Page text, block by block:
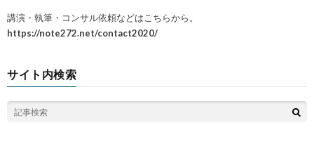
講演・執筆・コンサル依頼などはこちらから。
https://note272.net/contact2020/
サイト内検索